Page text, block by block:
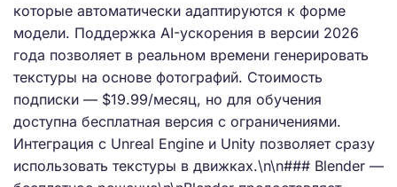
которые автоматически адаптируются к форме
модели. Поддержка AI-ускорения в версии 2026
года позволяет в реальном времени генерировать
текстуры на основе фотографий. Стоимость
подписки — $19.99/месяц, но для обучения
доступна бесплатная версия с ограничениями.
Интеграция с Unreal Engine и Unity позволяет сразу
использовать текстуры в движках.\n\n### Blender —